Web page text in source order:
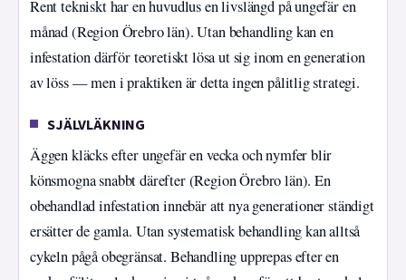
Rent tekniskt har en huvudlus en livslängd på ungefär en
månad (Region Örebro län). Utan behandling kan en
infestation därför teoretiskt lösa ut sig inom en generation
av löss — men i praktiken är detta ingen pålitlig strategi.
SJÄLVLÄKNING
Äggen kläcks efter ungefär en vecka och nymfer blir
könsmogna snabbt därefter (Region Örebro län). En
obehandlad infestation innebär att nya generationer ständigt
ersätter de gamla. Utan systematisk behandling kan alltså
cykeln pågå obegränsat. Behandling upprepas efter en